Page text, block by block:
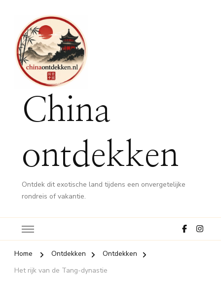
China
ontdekken
Ontdek dit exotische land tijdens een onvergetelijke
rondreis of vakantie.
Home Ontdekken
Ontdekken
Het rijk van de Tang-dynastie